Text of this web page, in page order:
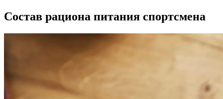
Состав рациона питания спортсмена